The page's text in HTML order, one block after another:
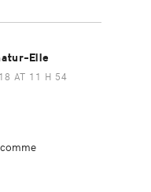
Elle
AT 11 H 54